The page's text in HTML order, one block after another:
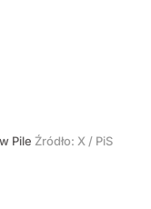
Pile Źródło: X / PiS